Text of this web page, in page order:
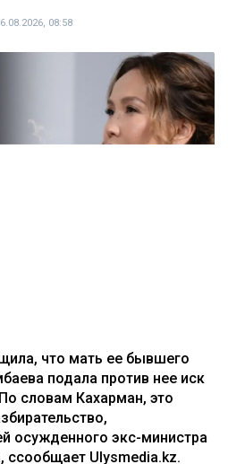
08:58
что мать ее бывшего
подала против нее иск
словам Кахарман, это
осужденного экс-министра
ссообщает Ulysmedia.kz.